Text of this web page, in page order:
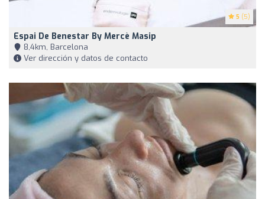
5 (5)
Espai De Benestar By Mercè Masip
8,4km, Barcelona
Ver dirección y datos de contacto